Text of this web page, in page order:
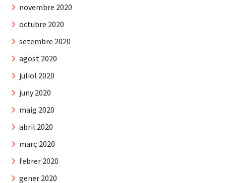
novembre 2020
octubre 2020
setembre 2020
agost 2020
juliol 2020
juny 2020
maig 2020
abril 2020
març 2020
febrer 2020
gener 2020